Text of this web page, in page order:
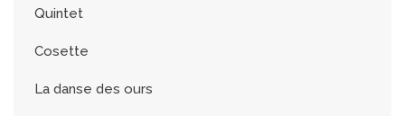
Quintet
Cosette
La danse des ours